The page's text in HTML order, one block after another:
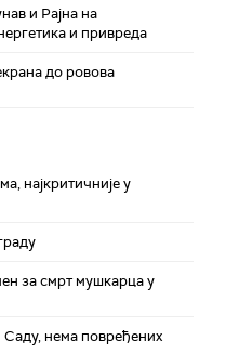
и Рајна на
и привреда
до ровова
најкритичније у
за смрт мушкарца у
нема повређених